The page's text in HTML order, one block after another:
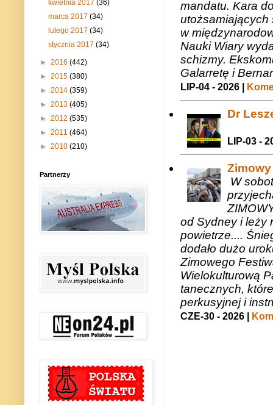
mandatu. Kara
utożsamiających
w
Nauki Wiary
schizmy.
Galarretę i
LIP-04 - 2026 |
Dr
LIP-03 -
W
od Sydney i leży
powietrze....
dodało dużo
Zimowego
Wielokulturową
tanecznych,
perkusyjnej i
CZE-30 - 2026 |
kwietnia 2017(36)
marca 2017(34)
lutego 2017(34)
stycznia 2017(34)
► 2016 (442)
► 2015 (380)
► 2014 (359)
► 2013 (405)
► 2012 (535)
► 2011 (464)
► 2010 (210)
Partnerzy